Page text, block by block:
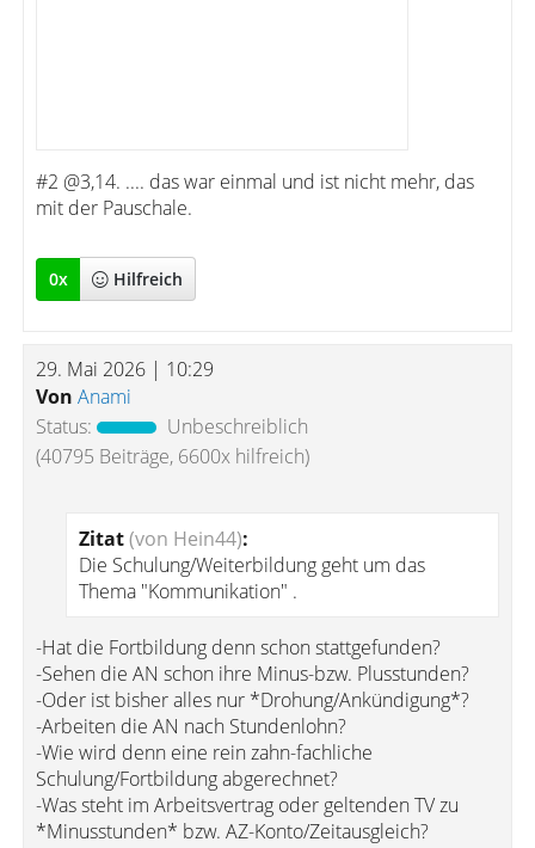
#2 @3,14. .... das war einmal und ist nicht mehr, das
mit der Pauschale.
0x Hilfreich
29. Mai 2026 | 10:29
Von Anami
Status:
Unbeschreiblich
(40795 Beiträge, 6600x hilfreich)
Zitat(von Hein44):
Die Schulung/Weiterbildung geht um das
Thema "Kommunikation" .
-Hat die Fortbildung denn schon stattgefunden?
-Sehen die AN schon ihre Minus-bzw. Plusstunden?
-Oder ist bisher alles nur *Drohung/Ankündigung*?
-Arbeiten die AN nach Stundenlohn?
-Wie wird denn eine rein zahn-fachliche
Schulung/Fortbildung abgerechnet?
-Was steht im Arbeitsvertrag oder geltenden TV zu
*Minusstunden* bzw. AZ-Konto/Zeitausgleich?